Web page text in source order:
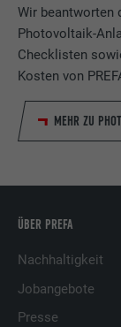
Wir beantworten
Photovoltaik-
Checklisten
Kosten von
MEHR ZU
ÜBER PREFA
Nachhaltigkeit
Jobangebote
Presse
Zweck
Name